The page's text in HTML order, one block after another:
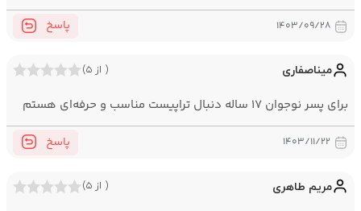
۱۴۰۳/۰۹/۲۸ پاسخ
میناصفاری ( از ۵)
برای پسر نوجوان ۱۷ ساله دنبال تراپیست مناسب و حرفه‌ای هستم
۱۴۰۳/۱۱/۲۲ پاسخ
مریم طاهری ( از ۵)